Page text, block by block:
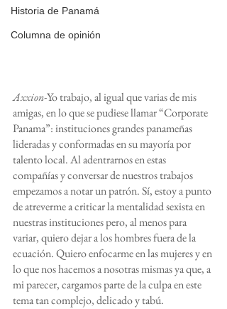
Historia de Panamá
Columna de opinión
Axxion-Yo trabajo, al igual que varias de mis
amigas, en lo que se pudiese llamar “Corporate
Panama”: instituciones grandes panameñas
lideradas y conformadas en su mayoría por
talento local. Al adentrarnos en estas
compañías y conversar de nuestros trabajos
empezamos a notar un patrón. Sí, estoy a punto
de atreverme a criticar la mentalidad sexista en
nuestras instituciones pero, al menos para
variar, quiero dejar a los hombres fuera de la
ecuación. Quiero enfocarme en las mujeres y en
lo que nos hacemos a nosotras mismas ya que, a
mi parecer, cargamos parte de la culpa en este
tema tan complejo, delicado y tabú.